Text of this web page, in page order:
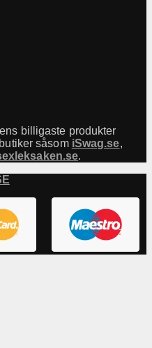
billigaste produkter
såsom iSwag.se,
.